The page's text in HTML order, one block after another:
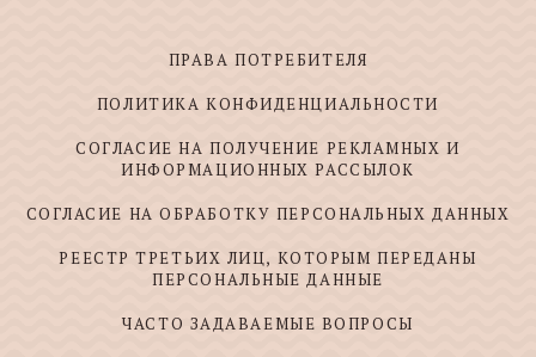
ПРАВА ПОТРЕБИТЕЛЯ
ПОЛИТИКА КОНФИДЕНЦИАЛЬНОСТИ
СОГЛАСИЕ НА ПОЛУЧЕНИЕ РЕКЛАМНЫХ И
ИНФОРМАЦИОННЫХ РАССЫЛОК
СОГЛАСИЕ НА ОБРАБОТКУ ПЕРСОНАЛЬНЫХ ДАННЫХ
РЕЕСТР ТРЕТЬИХ ЛИЦ, КОТОРЫМ ПЕРЕДАНЫ
ПЕРСОНАЛЬНЫЕ ДАННЫЕ
ЧАСТО ЗАДАВАЕМЫЕ ВОПРОСЫ